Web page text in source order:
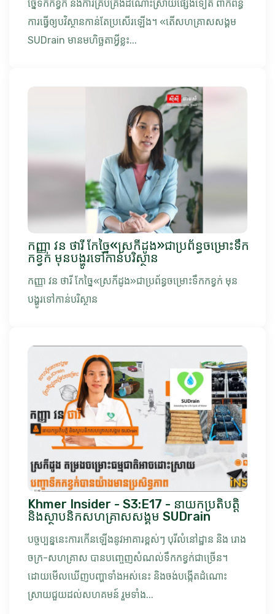
ច្នៃទឹកកខ្វក់ និងការគ្រប់គ្រងដំណោះស្រាយផ្សេងទៀត ពាក់ព័ន្ធ
ការធ្វើឲ្យបវិស្ថានកាន់តែប្រសើរឡើង។ «តើសហគ្រាសសង្គម
SUDrain មានមហិច្ឆតាអ្វីខ្លះ...
កញ្ញា វន ថារី កែច្នៃ«ស្រកីដូង»ជាប្រព័ន្ធចម្រោះទឹក
កខ្វក់ មុនបង្ហូរទៅកាន់បរិស្ថាន
កញ្ញា វន ថារី កែច្នៃ«ស្រកីដូង»ជាប្រព័ន្ធចម្រោះទឹកកខ្វក់ មុន
បង្ហូរទៅកាន់បរិស្ថាន
Khmer Insider - S3:E17 - នាយកប្រតិបត្តិ
និងស្ថាបនិកសហគ្រាសសង្គម SUDrain
បច្ចប្បន្ននេះការកើនឡើងនូវអាគារខ្ពស់ៗ បុរីលំនៅដ្ឋាន និង រោង
ចក្រ-សហគ្រាស បានបញ្ចេញសំណល់ទឹកកខ្វក់ជាច្រើន។
ដោយមើលឃើញបញ្ហាទាំងអស់នេះ និងចង់បង្កើតដំណោះ
ស្រាយជួយដល់សហគមន៍ រួមទាំង...